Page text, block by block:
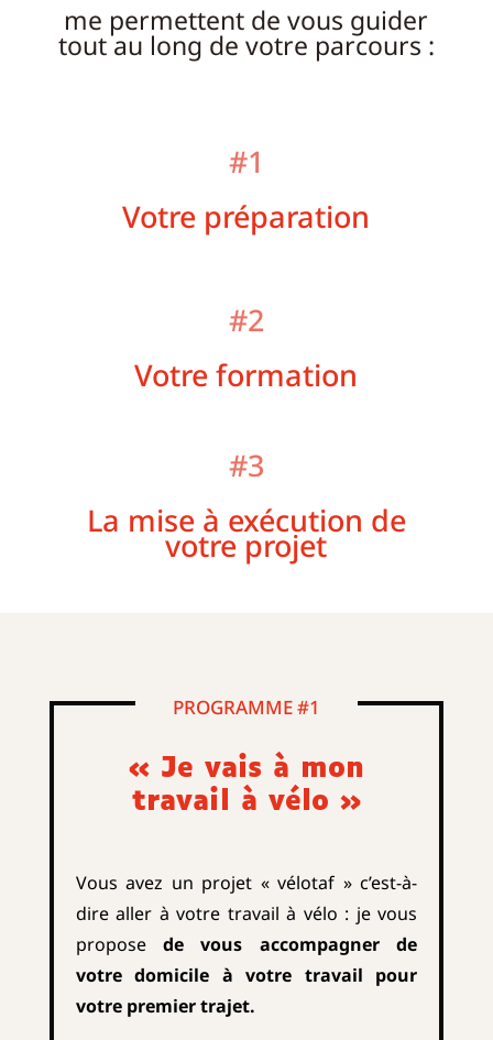
me permettent de vous guider
tout au long de votre parcours :
#1
Votre préparation
#2
Votre formation
#3
La mise à exécution de
votre projet
PROGRAMME #1
« Je vais à mon
travail à vélo »
Vous avez un projet « vélotaf » c’est-à-
dire aller à votre travail à vélo : je vous
proposede vous accompagner de
votre domicile à votre travail pour
votre premier trajet.